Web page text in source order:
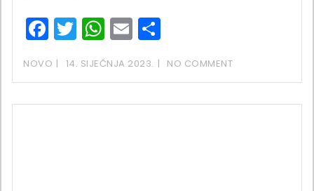
Facebook
Twitter
WhatsApp
Email
NOVO 14. SIJEČNJA 2023. NO COMMENT